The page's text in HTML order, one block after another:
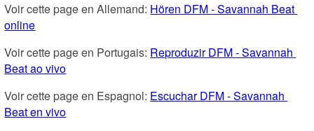
Voir cette page en Allemand: Hören DFM - Savannah Beat
online
Voir cette page en Portugais: Reproduzir DFM - Savannah
Beat ao vivo
Voir cette page en Espagnol: Escuchar DFM - Savannah
Beat en vivo